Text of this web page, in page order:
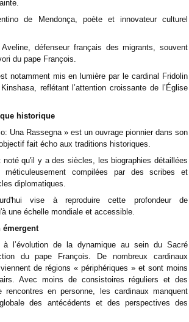
de Mendonça, poète et innovateur culturel
défenseur français des migrants, souvent
du pape François.
notamment mis en lumière par le cardinal Fridolin
reflétant l’attention croissante de l’Église
historique
Una Rassegna » est un ouvrage pionnier dans son
fait écho aux traditions historiques.
noté qu'il y a des siècles, les biographies détaillées
méticuleusement compilées par des scribes et
diplomatiques.
vise à reproduire cette profondeur de
une échelle mondiale et accessible.
émergent
à l’évolution de la dynamique au sein du Sacré
du pape François. De nombreux cardinaux
de régions « périphériques » et sont moins
Avec moins de consistoires réguliers et des
rencontres en personne, les cardinaux manquent
des antécédents et des perspectives des